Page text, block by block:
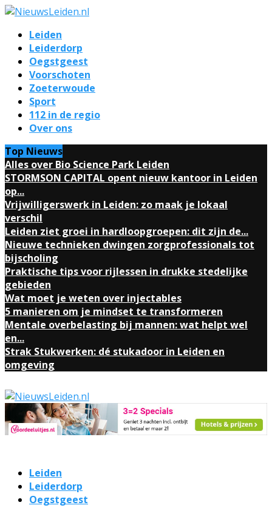
Leiden
Leiderdorp
Oegstgeest
Voorschoten
Zoeterwoude
Sport
112 in de regio
Over ons
Top Nieuws
Alles over Bio Science Park Leiden
STORMSON CAPITAL opent nieuw kantoor in Leiden
op...
Vrijwilligerswerk in Leiden: zo maak je lokaal
verschil
Leiden ziet groei in hardloopgroepen: dit zijn de...
Nieuwe technieken dwingen zorgprofessionals tot
bijscholing
Praktische tips voor rijlessen in drukke stedelijke
gebieden
Wat moet je weten over injectables
5 manieren om je mindset te transformeren
Mentale overbelasting bij mannen: wat helpt wel
en...
Strak Stukwerken: dé stukadoor in Leiden en
omgeving
Leiden
Leiderdorp
Oegstgeest